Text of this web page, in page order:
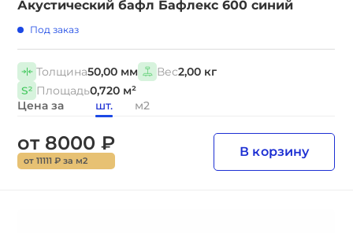
Акустический бафл Бафлекс 600 синий
Под заказ
Толщина50,00 мм Вес2,00 кг
Площадь0,720 м²
Цена за
шт. м2
от 8000 ₽
от 11111 ₽ за м2
В корзину